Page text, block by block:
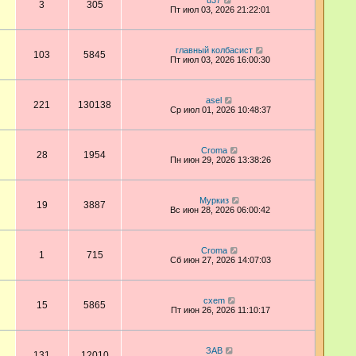
3 305
Пт июл 03, 2026 21:22:01
103 5845
главный колбасист
Пт июл 03, 2026 16:00:30
221 130138
asel
Ср июл 01, 2026 10:48:37
28 1954
Croma
Пн июн 29, 2026 13:38:26
19 3887
Муркиз
Вс июн 28, 2026 06:00:42
1 715
Croma
Сб июн 27, 2026 14:07:03
15 5865
cxem
Пт июн 26, 2026 11:10:17
ЗАВ